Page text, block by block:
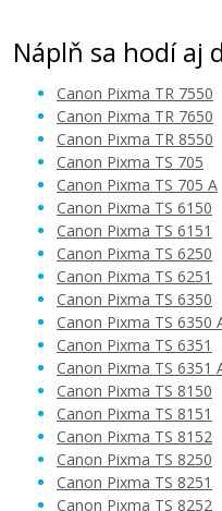
Kompatibilná
XXL
Náplň sa hodí aj
Canon Pixma TR 7550
Canon Pixma TR 7650
Canon Pixma TR 8550
Canon Pixma TS 705
Canon Pixma TS 705 A
Canon Pixma TS 6150
Canon Pixma TS 6151
Canon Pixma TS 6250
Canon Pixma TS 6251
Canon Pixma TS 6350
Canon Pixma TS 6350
Canon Pixma TS 6351
Canon Pixma TS 6351
Canon Pixma TS 8150
Canon Pixma TS 8151
Canon Pixma TS 8152
Canon Pixma TS 8250
Canon Pixma TS 8251
Canon Pixma TS 8252